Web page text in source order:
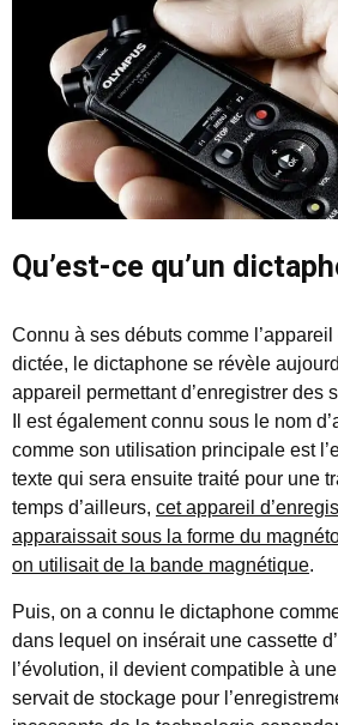
Qu’est-ce qu’un
Connu à ses débuts comme
dictée, le dictaphone se révèle
appareil permettant d’enregistrer des
Il est également connu sous le nom
comme son utilisation principale est
texte qui sera ensuite traité pour une
temps d’ailleurs, cet appareil
apparaissait sous la forme du
on utilisait de la bande magnétique.
Puis, on a connu le dictaphone
dans lequel on insérait une cassette
l’évolution, il devient compatible à
servait de stockage pour